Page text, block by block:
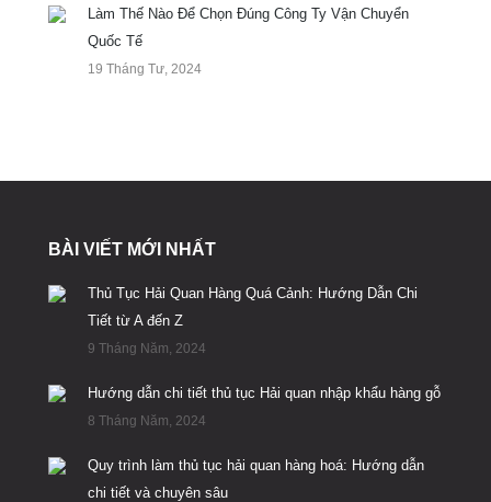
Làm Thế Nào Để Chọn Đúng Công Ty Vận Chuyển
Quốc Tế
19 Tháng Tư, 2024
BÀI VIẾT MỚI NHẤT
Thủ Tục Hải Quan Hàng Quá Cảnh: Hướng Dẫn Chi
Tiết từ A đến Z
9 Tháng Năm, 2024
Hướng dẫn chi tiết thủ tục Hải quan nhập khẩu hàng gỗ
8 Tháng Năm, 2024
Quy trình làm thủ tục hải quan hàng hoá: Hướng dẫn
chi tiết và chuyên sâu